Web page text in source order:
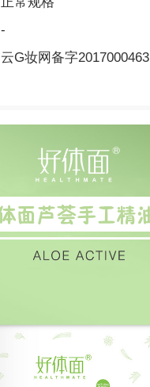
-
云G妆网备字2017000463